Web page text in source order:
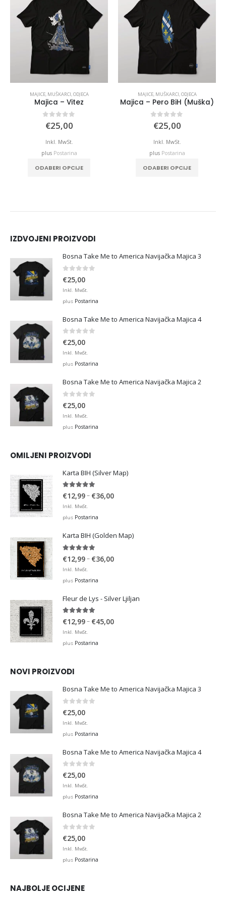
MAJICE, MUŠKARCI,ODJECA
Majica – Vitez
out of 5
€25,00
Inkl. MwSt.
plus Postarina
ODABERI OPCIJE
MAJICE, MUŠKARCI,ODJECA
Majica – Pero BiH (Muška)
out of 5
€25,00
Inkl. MwSt.
plus Postarina
ODABERI OPCIJE
IZDVOJENI PROIZVODI
Bosna Take Me to America Navijačka Majica 3
€25,00
Inkl. MwSt.
plus Postarina
Bosna Take Me to America Navijačka Majica 4
0 out of 5
€25,00
Inkl. MwSt.
plus Postarina
Bosna Take Me to America Navijačka Majica 2
€25,00
Inkl. MwSt.
plus Postarina
OMILJENI PROIZVODI
Karta BIH (Silver Map)
4.95out of 5
€12,99– €36,00Price
€36,00
Inkl. MwSt.
plus Postarina
Karta BIH (Golden Map)
€12,99– €36,00Price
€36,00
Inkl. MwSt.
plus Postarina
Fleur de Lys - Silver Ljiljan
4.88out of 5
€12,99– €45,00Price
Inkl. MwSt.
plus Postarina
NOVI PROIZVODI
Bosna Take Me to America Navijačka Majica 3
€25,00
Inkl. MwSt.
plus Postarina
Bosna Take Me to America Navijačka Majica 4
0 out of 5
€25,00
Inkl. MwSt.
plus Postarina
Bosna Take Me to America Navijačka Majica 2
€25,00
Inkl. MwSt.
plus Postarina
NAJBOLJE OCIJENE